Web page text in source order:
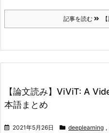
記事を読む
【論文読み】ViViT: A
本語まとめ
2021年5月26日 deeplearning ,